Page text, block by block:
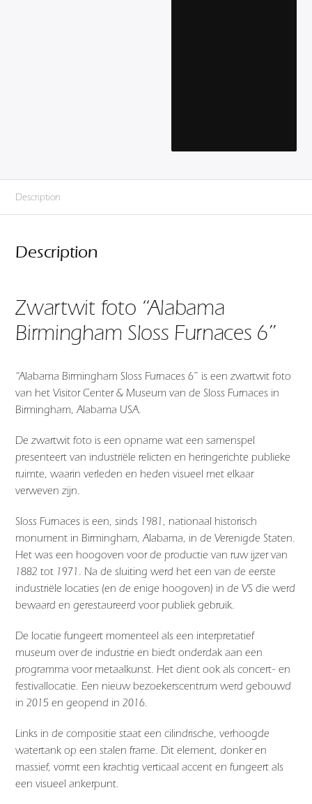
Description
Description
Zwartwit foto “Alabama
Birmingham Sloss Furnaces 6”
“Alabama Birmingham Sloss Furnaces 6” is een zwartwit foto
van het Visitor Center & Museum van de Sloss Furnaces in
Birmingham, Alabama USA.
De zwartwit foto is een opname wat een samenspel
presenteert van industriële relicten en heringerichte publieke
ruimte, waarin verleden en heden visueel met elkaar
verweven zijn.
Sloss Furnaces is een, sinds 1981, nationaal historisch
monument in Birmingham, Alabama, in de Verenigde Staten.
Het was een hoogoven voor de productie van ruw ijzer van
1882 tot 1971. Na de sluiting werd het een van de eerste
industriële locaties (en de enige hoogoven) in de VS die werd
bewaard en gerestaureerd voor publiek gebruik.
De locatie fungeert momenteel als een interpretatief
museum over de industrie en biedt onderdak aan een
programma voor metaalkunst. Het dient ook als concert- en
festivallocatie. Een nieuw bezoekerscentrum werd gebouwd
in 2015 en geopend in 2016.
Links in de compositie staat een cilindrische, verhoogde
watertank op een stalen frame. Dit element, donker en
massief, vormt een krachtig verticaal accent en fungeert als
een visueel ankerpunt.